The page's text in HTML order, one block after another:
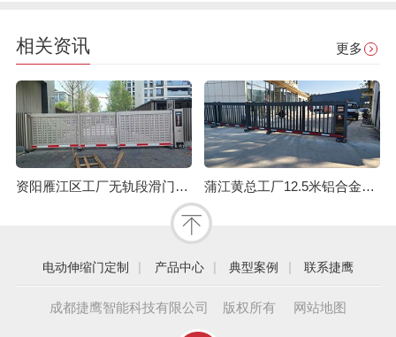
相关资讯 更多
资阳雁江区工厂无轨段滑门多少钱一套？ 蒲江黄总工厂12.5米铝合金段滑门：安装效果与核心优点解析
电动伸缩门定制 | 产品中心 | 典型案例 | 联系捷鹰
成都捷鹰智能科技有限公司 版权所有 网站地图